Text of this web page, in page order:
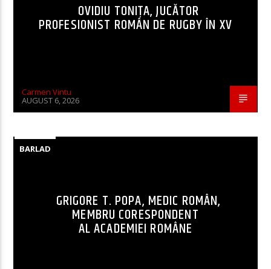
OVIDIU TONIȚA, JUCĂTOR
PROFESIONIST ROMÂN DE RUGBY ÎN XV
Carmen Vintu
AUGUST 6, 2026
BARLAD
GRIGORE T. POPA, MEDIC ROMÂN,
MEMBRU CORESPONDENT
AL ACADEMIEI ROMÂNE